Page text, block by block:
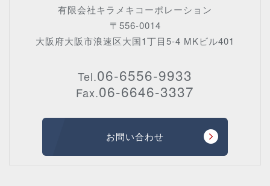
有限会社キラメキコーポレーション
〒556-0014
大阪府大阪市浪速区大国1丁目5-4 MKビル401
Tel.06-6556-9933
Fax.06-6646-3337
お問い合わせ